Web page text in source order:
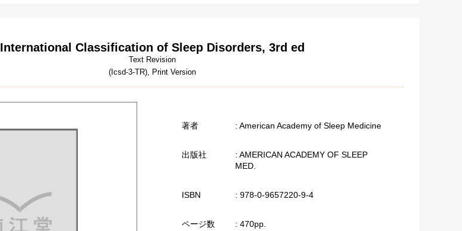
International Classification of Sleep Disorders, 3rd ed
Text Revision
(Icsd-3-TR), Print Version
著者 : American Academy of Sleep Medicine
出版社
: AMERICAN ACADEMY OF SLEEP
MED.
ISBN : 978-0-9657220-9-4
ページ数 : 470pp.